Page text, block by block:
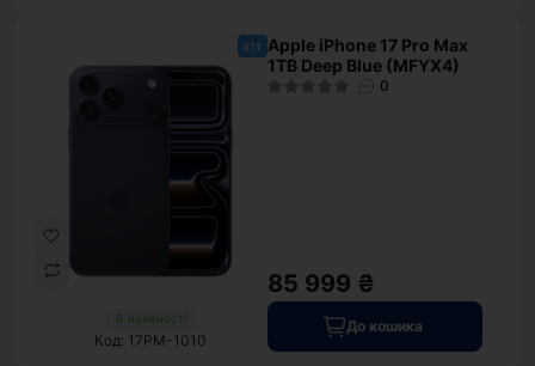
хіт
В наявності
Код: 17PM-1010
Apple iPhone 17 Pro Max
1TB Deep Blue (MFYX4)
0
85 999 ₴
До кошика